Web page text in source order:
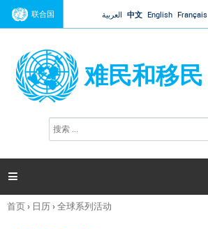
Jump to navigation
联合国 العربية 中文 English Français
难民和移民
搜
索

你
首页› 日历›全球系列活动